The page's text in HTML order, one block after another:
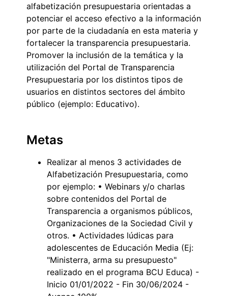
alfabetización presupuestaria orientadas a
potenciar el acceso efectivo a la información
por parte de la ciudadanía en esta materia y
fortalecer la transparencia presupuestaria.
Promover la inclusión de la temática y la
utilización del Portal de Transparencia
Presupuestaria por los distintos tipos de
usuarios en distintos sectores del ámbito
público (ejemplo: Educativo).
Metas
Realizar al menos 3 actividades de
Alfabetización Presupuestaria, como
por ejemplo: • Webinars y/o charlas
sobre contenidos del Portal de
Transparencia a organismos públicos,
Organizaciones de la Sociedad Civil y
otros. • Actividades lúdicas para
adolescentes de Educación Media (Ej:
"Ministerra, arma su presupuesto"
realizado en el programa BCU Educa) -
Inicio 01/01/2022 - Fin 30/06/2024 -